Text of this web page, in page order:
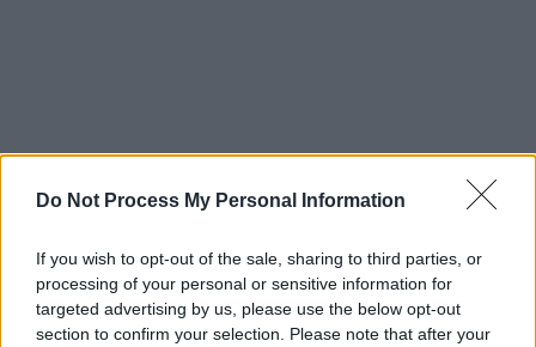
Do Not Process My Personal Information
If you wish to opt-out of the sale, sharing to third parties, or
processing of your personal or sensitive information for
targeted advertising by us, please use the below opt-out
section to confirm your selection. Please note that after your
Πίνακας